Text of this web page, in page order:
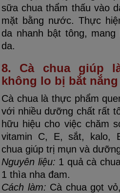
sữa chua thẩm thấu vào
mặt bằng nước. Thực
da nhanh bật tông,
da.
8. Cà chua giúp
không lo bị bắt nắng
Cà chua là thực phẩm
với nhiều dưỡng chất rất
hữu hiệu cho việc chăm
vitamin C, E, sắt, kalo,
chua giúp trị mụn và
Nguyên liệu: 1 quả cà
1 thìa nha đam.
Cách làm: Cà chua gọt